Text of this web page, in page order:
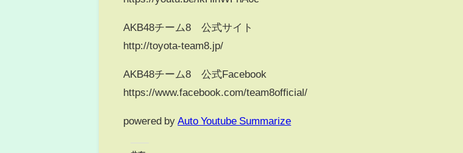
AKB48チーム8 公式サイト
http://toyota-team8.jp/
AKB48チーム8 公式Facebook
https://www.facebook.com/team8official/
powered by Auto Youtube Summarize